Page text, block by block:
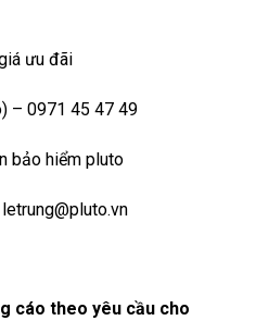
ưu đãi
– 0971 45 47 49
bảo hiểm pluto
cáo theo yêu cầu cho